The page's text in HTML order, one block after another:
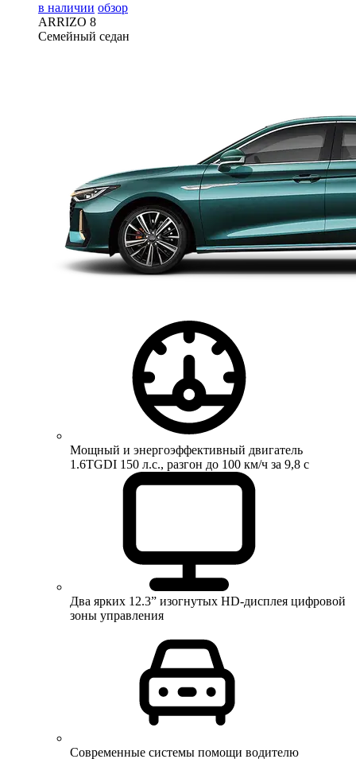
в наличии обзор
ARRIZO 8
Семейный седан
Мощный и энергоэффективный двигатель
1.6TGDI 150 л.с., разгон до 100 км/ч за 9,8 с
Два ярких 12.3” изогнутых HD-дисплея цифровой
зоны управления
Современные системы помощи водителю